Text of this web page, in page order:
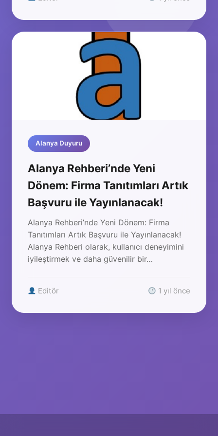
Alanya Duyuru
Alanya Rehberi’nde Yeni
Dönem: Firma Tanıtımları Artık
Başvuru ile Yayınlanacak!
Alanya Rehberi’nde Yeni Dönem: Firma
Tanıtımları Artık Başvuru ile Yayınlanacak!
Alanya Rehberi olarak, kullanıcı deneyimini
iyileştirmek ve daha güvenilir bir…
Editör 1 yıl önce